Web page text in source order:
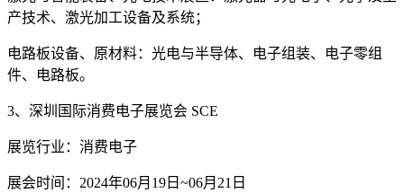
产技术、激光加工设备及系统；
电路板设备、原材料：光电与半导体、电子组装、电子零组
件、电路板。
3、深圳国际消费电子展览会 SCE
展览行业：消费电子
展会时间：2024年06月19日~06月21日